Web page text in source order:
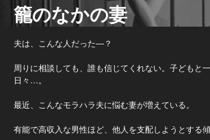
籠のなかの妻
夫は、こんな人だった―？
周りに相談しても、誰も信じてくれない。子どもと
日々…。
最近、こんなモラハラ夫に悩む妻が増えている。
有能で高収入な男性ほど、他人を支配しようとする傾